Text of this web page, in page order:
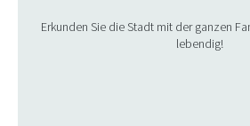
Erkunden Sie die Stadt mit der ganzen
lebendig!